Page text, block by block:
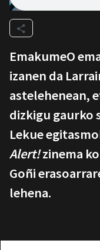
EmakumeO
izanen da
astelehenean,
dizkigu gaurko
Lekue
Alert!zinema
Goñi
lehena.